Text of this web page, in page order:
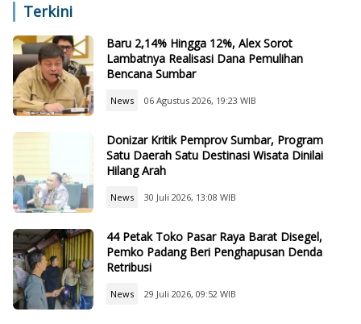
Terkini
Baru 2,14% Hingga 12%, Alex Sorot
Lambatnya Realisasi Dana Pemulihan
Bencana Sumbar
News 06 Agustus 2026, 19:23 WIB
Donizar Kritik Pemprov Sumbar, Program
Satu Daerah Satu Destinasi Wisata Dinilai
Hilang Arah
News 30 Juli 2026, 13:08 WIB
44 Petak Toko Pasar Raya Barat Disegel,
Pemko Padang Beri Penghapusan Denda
Retribusi
News 29 Juli 2026, 09:52 WIB